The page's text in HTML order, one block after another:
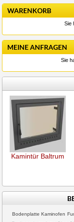
WARENKORB
Sie
MEINE ANFRAGEN
Sie
Kamintür Baltrum
Bodenplatte Kaminofen